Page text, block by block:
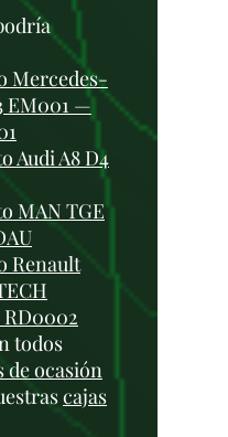
Mercedes-
EM001 —
Audi A8 D4
MAN TGE
Renault
todos
de ocasión
cajas